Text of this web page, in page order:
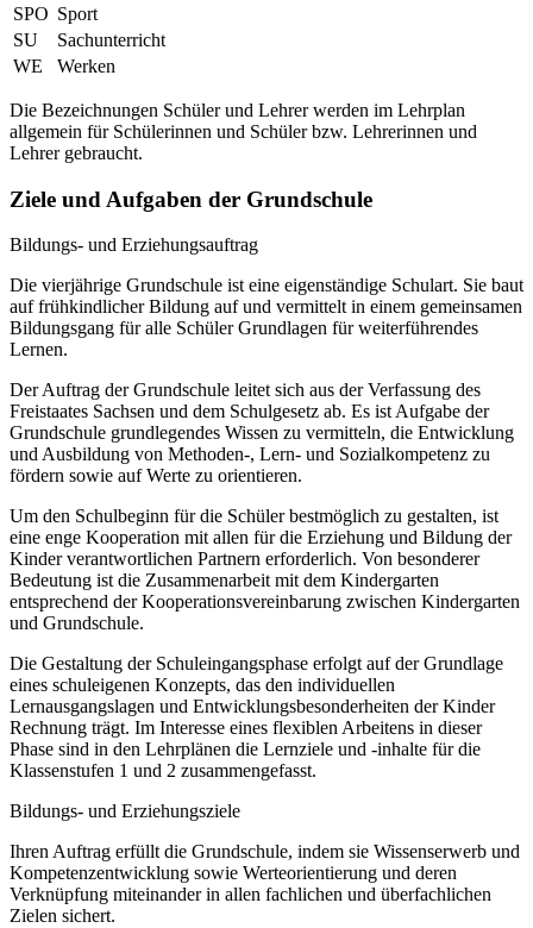
SPO Sport
SU
Sachunterricht
WE
Werken
Die Bezeichnungen Schüler und Lehrer werden im Lehrplan
allgemein für Schülerinnen und Schüler bzw. Lehrerinnen und
Lehrer gebraucht.
Ziele und Aufgaben der Grundschule
Bildungs- und Erziehungsauftrag
Die vierjährige Grundschule ist eine eigenständige Schulart. Sie baut
auf frühkindlicher Bildung auf und vermittelt in einem gemeinsamen
Bildungsgang für alle Schüler Grundlagen für weiterführendes
Lernen.
Der Auftrag der Grundschule leitet sich aus der Verfassung des
Freistaates Sachsen und dem Schulgesetz ab. Es ist Aufgabe der
Grundschule grundlegendes Wissen zu vermitteln, die Entwicklung
und Ausbildung von Methoden-, Lern- und Sozialkompetenz zu
fördern sowie auf Werte zu orientieren.
Um den Schulbeginn für die Schüler bestmöglich zu gestalten, ist
eine enge Kooperation mit allen für die Erziehung und Bildung der
Kinder verantwortlichen Partnern erforderlich. Von besonderer
Bedeutung ist die Zusammenarbeit mit dem Kindergarten
entsprechend der Kooperationsvereinbarung zwischen Kindergarten
und Grundschule.
Die Gestaltung der Schuleingangsphase erfolgt auf der Grundlage
eines schuleigenen Konzepts, das den individuellen
Lernausgangslagen und Entwicklungsbesonderheiten der Kinder
Rechnung trägt. Im Interesse eines flexiblen Arbeitens in dieser
Phase sind in den Lehrplänen die Lernziele und -inhalte für die
Klassenstufen 1 und 2 zusammengefasst.
Bildungs- und Erziehungsziele
Ihren Auftrag erfüllt die Grundschule, indem sie Wissenserwerb und
Kompetenzentwicklung sowie Werteorientierung und deren
Verknüpfung miteinander in allen fachlichen und überfachlichen
Zielen sichert.